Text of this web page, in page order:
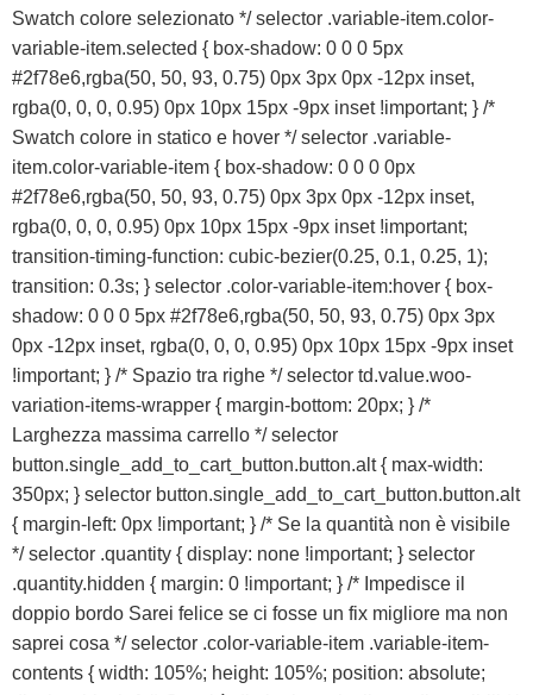
Swatch colore selezionato */ selector .variable-item.color-
variable-item.selected { box-shadow: 0 0 0 5px
#2f78e6,rgba(50, 50, 93, 0.75) 0px 3px 0px -12px inset,
rgba(0, 0, 0, 0.95) 0px 10px 15px -9px inset !important; } /*
Swatch colore in statico e hover */ selector .variable-
item.color-variable-item { box-shadow: 0 0 0 0px
#2f78e6,rgba(50, 50, 93, 0.75) 0px 3px 0px -12px inset,
rgba(0, 0, 0, 0.95) 0px 10px 15px -9px inset !important;
transition-timing-function: cubic-bezier(0.25, 0.1, 0.25, 1);
transition: 0.3s; } selector .color-variable-item:hover { box-
shadow: 0 0 0 5px #2f78e6,rgba(50, 50, 93, 0.75) 0px 3px
0px -12px inset, rgba(0, 0, 0, 0.95) 0px 10px 15px -9px inset
!important; } /* Spazio tra righe */ selector td.value.woo-
variation-items-wrapper { margin-bottom: 20px; } /*
Larghezza massima carrello */ selector
button.single_add_to_cart_button.button.alt { max-width:
350px; } selector button.single_add_to_cart_button.button.alt
{ margin-left: 0px !important; } /* Se la quantità non è visibile
*/ selector .quantity { display: none !important; } selector
.quantity.hidden { margin: 0 !important; } /* Impedisce il
doppio bordo Sarei felice se ci fosse un fix migliore ma non
saprei cosa */ selector .color-variable-item .variable-item-
contents { width: 105%; height: 105%; position: absolute;